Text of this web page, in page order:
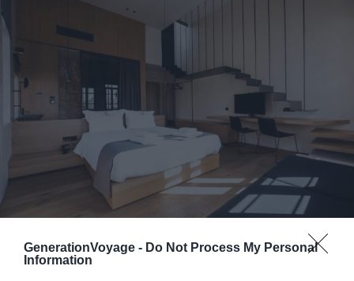
GenerationVoyage - Do Not Process My Personal
Information
Booking